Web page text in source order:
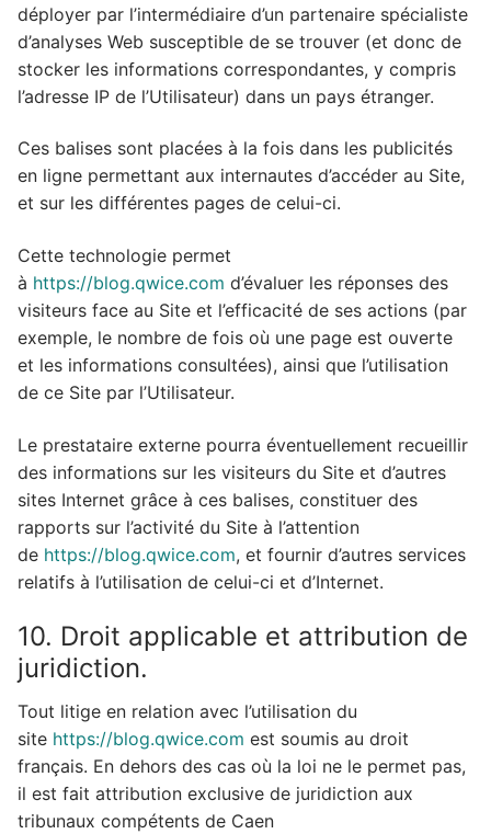
déployer par l’intermédiaire d’un partenaire spécialiste
d’analyses Web susceptible de se trouver (et donc de
stocker les informations correspondantes, y compris
l’adresse IP de l’Utilisateur) dans un pays étranger.
Ces balises sont placées à la fois dans les publicités
en ligne permettant aux internautes d’accéder au Site,
et sur les différentes pages de celui-ci.
Cette technologie permet
à https://blog.qwice.com d’évaluer les réponses des
visiteurs face au Site et l’efficacité de ses actions (par
exemple, le nombre de fois où une page est ouverte
et les informations consultées), ainsi que l’utilisation
de ce Site par l’Utilisateur.
Le prestataire externe pourra éventuellement recueillir
des informations sur les visiteurs du Site et d’autres
sites Internet grâce à ces balises, constituer des
rapports sur l’activité du Site à l’attention
de https://blog.qwice.com, et fournir d’autres services
relatifs à l’utilisation de celui-ci et d’Internet.
10. Droit applicable et attribution de
juridiction.
Tout litige en relation avec l’utilisation du
site https://blog.qwice.com est soumis au droit
français. En dehors des cas où la loi ne le permet pas,
il est fait attribution exclusive de juridiction aux
tribunaux compétents de Caen